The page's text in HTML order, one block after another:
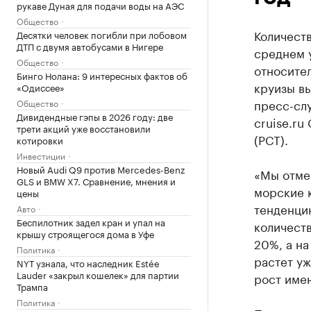
рукаве Дуная для подачи воды на АЭС
Общество
Десятки человек погибли при лобовом
ДТП с двумя автобусами в Нигере
Общество
Бинго Нолана: 9 интересных фактов об
«Одиссее»
Общество
Дивидендные гэпы в 2026 году: две
трети акций уже восстановили
котировки
Инвестиции
Новый Audi Q9 против Mercedes-Benz
GLS и BMW X7. Сравнение, мнения и
цены
Авто
Беспилотник задел кран и упал на
крышу строящегося дома в Уфе
Политика
NYT узнала, что наследник Estée
Lauder «закрыл кошелек» для партии
Трампа
Политика
среднем
круизы
пресс-
cruise.ru
(РСТ).
«Мы
морские
20%, а
растет
рост